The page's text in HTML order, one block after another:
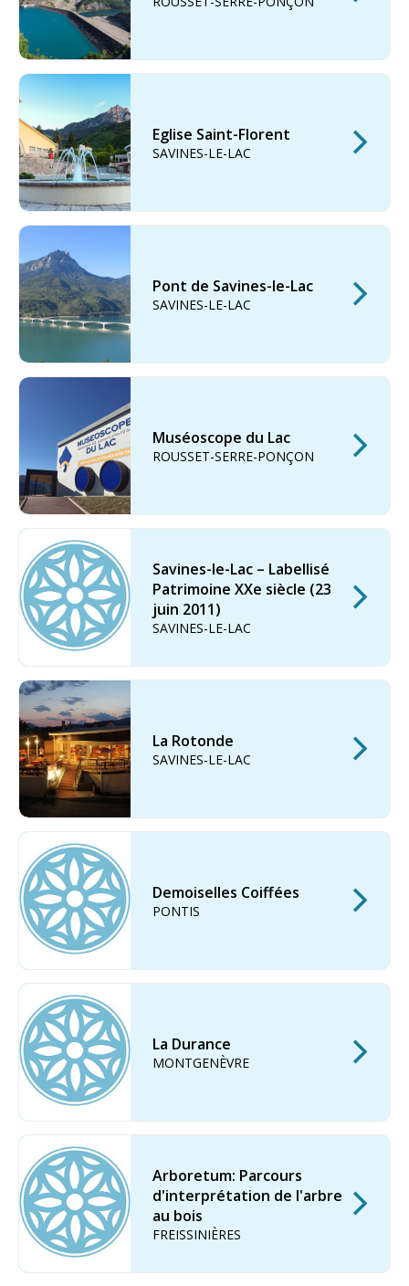
Eglise Saint-Florent
SAVINES-LE-LAC
Pont de Savines-le-Lac
SAVINES-LE-LAC
Muséoscope du Lac
ROUSSET-SERRE-PONÇON
Savines-le-Lac – Labellisé
Patrimoine XXe siècle (23
juin 2011)
SAVINES-LE-LAC
La Rotonde
SAVINES-LE-LAC
Demoiselles Coiffées
PONTIS
La Durance
MONTGENÈVRE
Arboretum: Parcours
d'interprétation de l'arbre
au bois
FREISSINIÈRES